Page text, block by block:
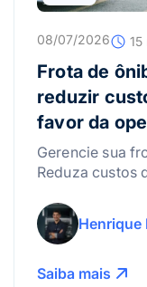
08/07/2026 15
Frota de
reduzir
favor da
Gerencie sua
Reduza custos
mais!
Henrique
Saiba mais